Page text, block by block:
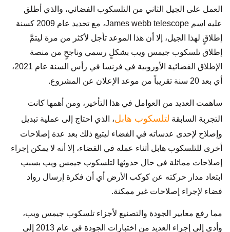
العمل على الجيل الثاني من التلسكوب الفضائي، والذي أطلق
عليه اسم James webb telescope، مع تحديد عام 2009 كسنة
إطلاقٍ لهذا الجيل، إلا أن هذا الموعد تأجل لأكثر من مرة ليتمَّ
إطلاق تلسكوب جيمس ويب بشكلٍ رسمي وناجحٍ من منصة
الإطلاق الفضائية الأوروبية في فرنسا في رأس السنة عام 2021،
أي بعد 20 سنة تقريباً من موعد الإعلان عن المشروع.
ساهمت العديد من العوامل في هذا التأخير، ومن أهمها كانت
التجربة السابقة لتلسكوب هابل، الذي احتاج إلى عملية تبديل
وإصلاح لإحدى عدساته في الفضاء ليتبع ذلك بعد عدة إصلاحات
أخرى للتلسكوب هابل أثناء عمله في الفضاء، إلا أنه لا يمكن إجراء
إصلاحات مماثلة في حال حدوثها لتلسكوب جيمس ويب بسبب
ابتعاد مدار حركته عن كوكب الأرض أي أن فكرة إرسال رواد
فضاء لإجراء إصلاحات غير ممكنة.
مما رفع معايير الجودة والتصنيع لأجزاء تلسكوب جيمس ويب،
وأدى إلى إجراء العديد من اختبارات الجودة في عام 2013 إلى